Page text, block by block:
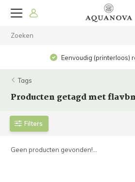
Eenvoudig (printerloos)
Tags
Producten getagd met
Filters
Geen producten gevonden!...